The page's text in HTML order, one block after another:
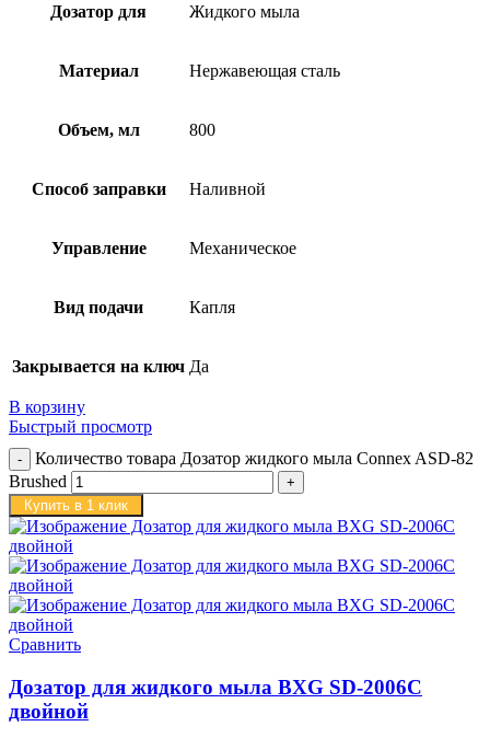
Дозатор для Жидкого мыла
Материал Нержавеющая сталь
Объем, мл 800
Способ заправки Наливной
Управление Механическое
Вид подачи Капля
Закрывается на ключ Да
В корзину
Быстрый просмотр
Количество товара Дозатор жидкого мыла Connex ASD-82
Brushed
Купить в 1 клик
Сравнить
Дозатор для жидкого мыла BXG SD-2006C
двойной